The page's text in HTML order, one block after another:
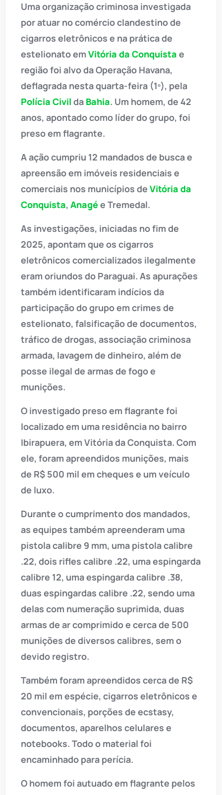
Uma organização criminosa investigada
por atuar no comércio clandestino de
cigarros eletrônicos e na prática de
estelionato em Vitória da Conquista e
região foi alvo da Operação Havana,
deflagrada nesta quarta-feira (1º), pela
Polícia Civil da Bahia. Um homem, de 42
anos, apontado como líder do grupo, foi
preso em flagrante.
A ação cumpriu 12 mandados de busca e
apreensão em imóveis residenciais e
comerciais nos municípios de Vitória da
Conquista, Anagée Tremedal.
As investigações, iniciadas no fim de
2025, apontam que os cigarros
eletrônicos comercializados ilegalmente
eram oriundos do Paraguai. As apurações
também identificaram indícios da
participação do grupo em crimes de
estelionato, falsificação de documentos,
tráfico de drogas, associação criminosa
armada, lavagem de dinheiro, além de
posse ilegal de armas de fogo e
munições.
O investigado preso em flagrante foi
localizado em uma residência no bairro
Ibirapuera, em Vitória da Conquista. Com
ele, foram apreendidos munições, mais
de R$ 500 mil em cheques e um veículo
de luxo.
Durante o cumprimento dos mandados,
as equipes também apreenderam uma
pistola calibre 9 mm, uma pistola calibre
.22, dois rifles calibre .22, uma espingarda
calibre 12, uma espingarda calibre .38,
duas espingardas calibre .22, sendo uma
delas com numeração suprimida, duas
armas de ar comprimido e cerca de 500
munições de diversos calibres, sem o
devido registro.
Também foram apreendidos cerca de R$
20 mil em espécie, cigarros eletrônicos e
convencionais, porções de ecstasy,
documentos, aparelhos celulares e
notebooks. Todo o material foi
encaminhado para perícia.
O homem foi autuado em flagrante pelos